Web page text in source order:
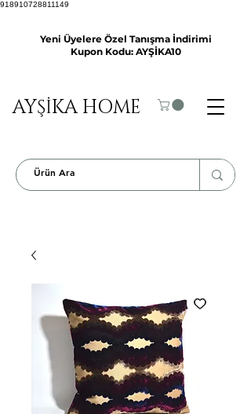
918910728811149
Yeni Üyelere Özel Tanışma İndirimi
Kupon Kodu: AYŞİKA10
AYŞİKA HOME